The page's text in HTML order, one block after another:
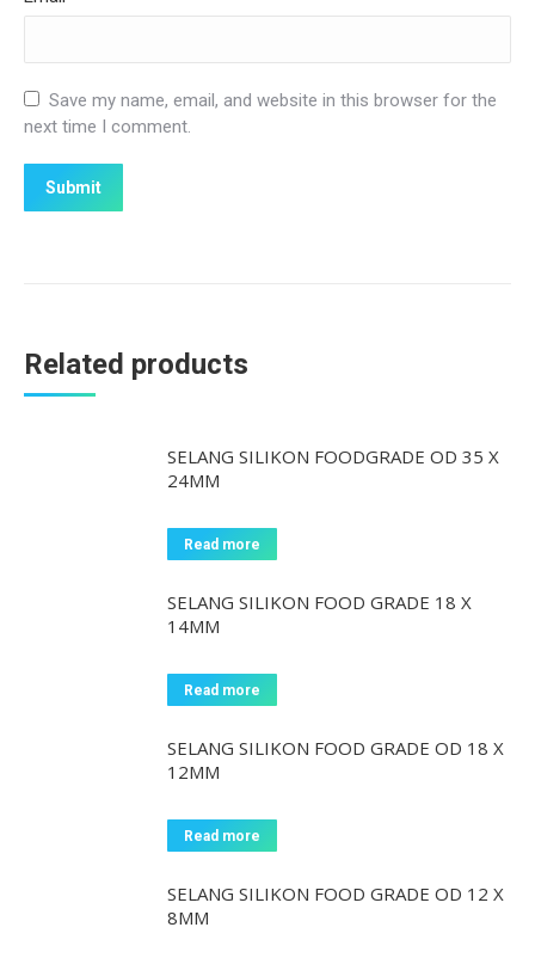
Save my name, email, and website in this browser for the
next time I comment.
Related products
SELANG SILIKON FOODGRADE OD 35 X
24MM
Read more
SELANG SILIKON FOOD GRADE 18 X
14MM
Read more
SELANG SILIKON FOOD GRADE OD 18 X
12MM
Read more
SELANG SILIKON FOOD GRADE OD 12 X
8MM